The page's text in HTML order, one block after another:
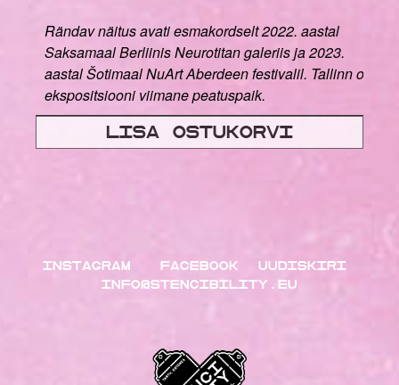
Rändav näitus avati esmakordselt 2022. aastal
Saksamaal Berliinis Neurotitan galeriis ja 2023.
aastal Šotimaal NuArt Aberdeen festivalil. Tallinn on
ekspositsiooni viimane peatuspaik.
Lisa ostukorvi
INSTAGRAM FACEBOOK
UUDISKIRI
INFO@STENCIBILITY.EU